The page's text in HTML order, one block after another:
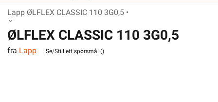
Lapp ØLFLEX CLASSIC 110 3G0,5 •
ØLFLEX CLASSIC 110 3G0,5
fra Lapp Se/Still ett spørsmål ()